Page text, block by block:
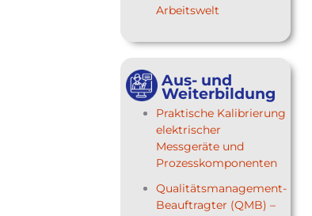
Arbeitswelt
Aus- und
Weiterbildung
Praktische Kalibrierung
elektrischer
Messgeräte und
Prozesskomponenten
Qualitätsmanagement-
Beauftragter (QMB) –